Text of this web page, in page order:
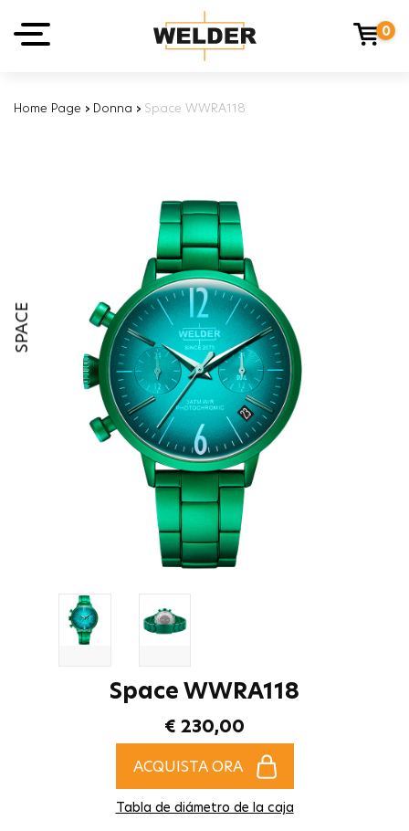
0
Home Page › Donna › Space WWRA118
SPACE
Space WWRA118
€ 230,00
ACQUISTA ORA
Tabla de diámetro de la caja